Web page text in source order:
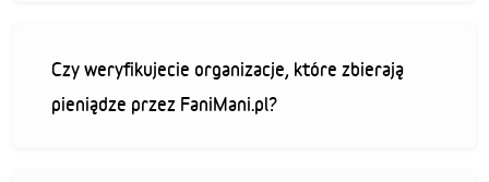
Czy weryfikujecie organizacje, które zbierają
pieniądze przez FaniMani.pl?